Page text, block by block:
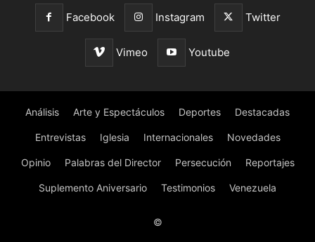
Facebook Instagram Twitter
Vimeo Youtube
Análisis Arte y Espectáculos Deportes Destacadas
Entrevistas Iglesia Internacionales Novedades
Opinio Palabras del Director Persecución Reportajes
Suplemento Aniversario Testimonios Venezuela
©